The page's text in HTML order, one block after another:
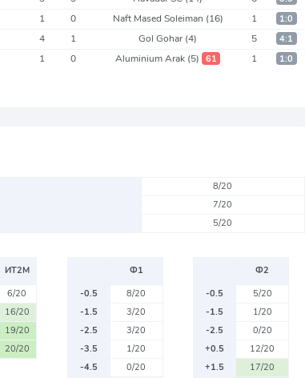
1 0 Naft Mased Soleiman (16) 1 1:0
4 1 Gol Gohar(4) 5 4:1
1 0 Aluminium Arak (5) 61 1 1:0
8/20
7/20
5/20
ИТ2М
6/20
16/20
19/20
20/20
Ф1
-0.5
8/20
-1.5
3/20
-2.5
3/20
-3.5
1/20
-4.5
0/20
Ф2
-0.5
5/20
-1.5
1/20
-2.5
0/20
+0.5
12/20
+1.5
17/20